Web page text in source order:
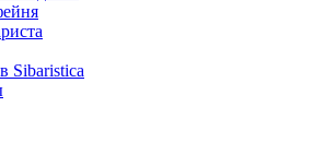
Sibaristica